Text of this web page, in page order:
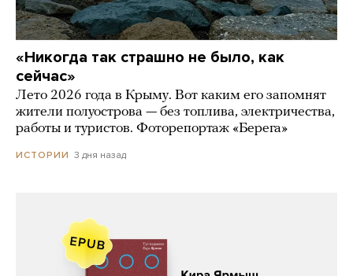
«Никогда так страшно не было, как
сейчас»
Лето 2026 года в Крыму. Вот каким его запомнят
жители полуострова — без топлива, электричества,
работы и туристов. Фоторепортаж «Берега»
ИСТОРИИ 3 дня назад